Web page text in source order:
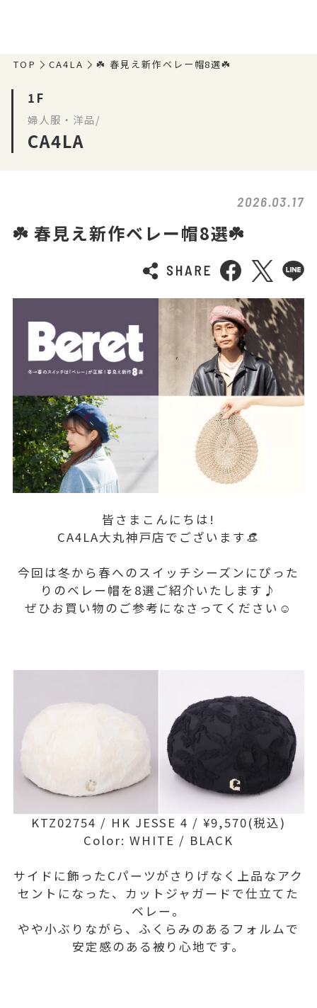
TOP CA4LA ☘️ 春見え新作ベレー帽8選☘️
1F
婦人服・洋品/
CA4LA
2026.03.17
☘️ 春見え新作ベレー帽8選☘️
皆さまこんにちは!
CA4LA大丸神戸店でございます👒
今回は冬から春へのスイッチシーズンにぴった
りのベレー帽を8選ご紹介いたします♪
ぜひお買い物のご参考になさってください☺️
KTZ02754 / HK JESSE 4 / ¥9,570(税込)
Color: WHITE / BLACK
サイドに飾ったCパーツがさりげなく上品なアク
セントになった、カットジャガードで仕立てた
ベレー。
やや小ぶりながら、ふくらみのあるフォルムで
安定感のある被り心地です。